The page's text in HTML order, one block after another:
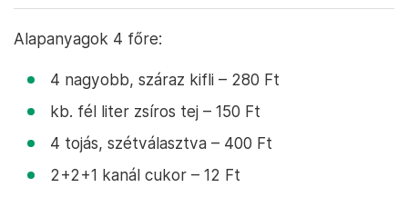
Alapanyagok 4 főre:
4 nagyobb, száraz kifli – 280 Ft
kb. fél liter zsíros tej – 150 Ft
4 tojás, szétválasztva – 400 Ft
2+2+1 kanál cukor – 12 Ft